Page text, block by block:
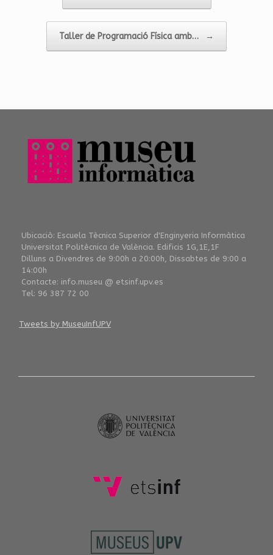
Taller de Programació Física amb… →
Ubicaciò: Escuela Tècnica Superior d'Enginyeria Informàtica
Universitat Politècnica de València. Edificis 1G,1E,1F
Dilluns a Divendres de 9:00h a 20:00h, Dissabtes de 9:00 a
14:00h
Contacte: info.museu @ etsinf.upv.es
Tel: 96 387 72 00
Tweets by MuseuInfUPV